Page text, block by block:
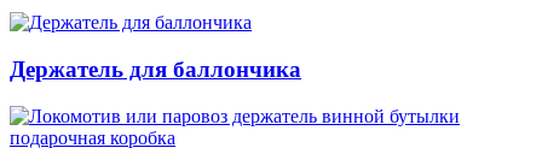
Держатель для баллончика